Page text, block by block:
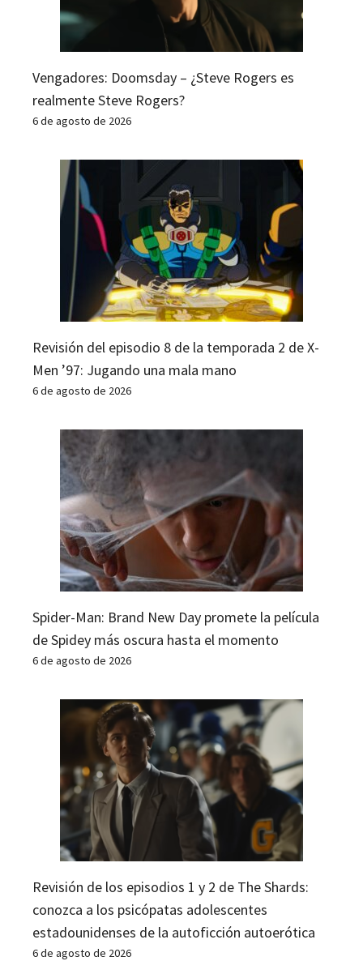
Vengadores: Doomsday – ¿Steve Rogers es
realmente Steve Rogers?
6 de agosto de 2026
Revisión del episodio 8 de la temporada 2 de X-
Men ’97: Jugando una mala mano
6 de agosto de 2026
Spider-Man: Brand New Day promete la película
de Spidey más oscura hasta el momento
6 de agosto de 2026
Revisión de los episodios 1 y 2 de The Shards:
conozca a los psicópatas adolescentes
estadounidenses de la autoficción autoerótica
6 de agosto de 2026